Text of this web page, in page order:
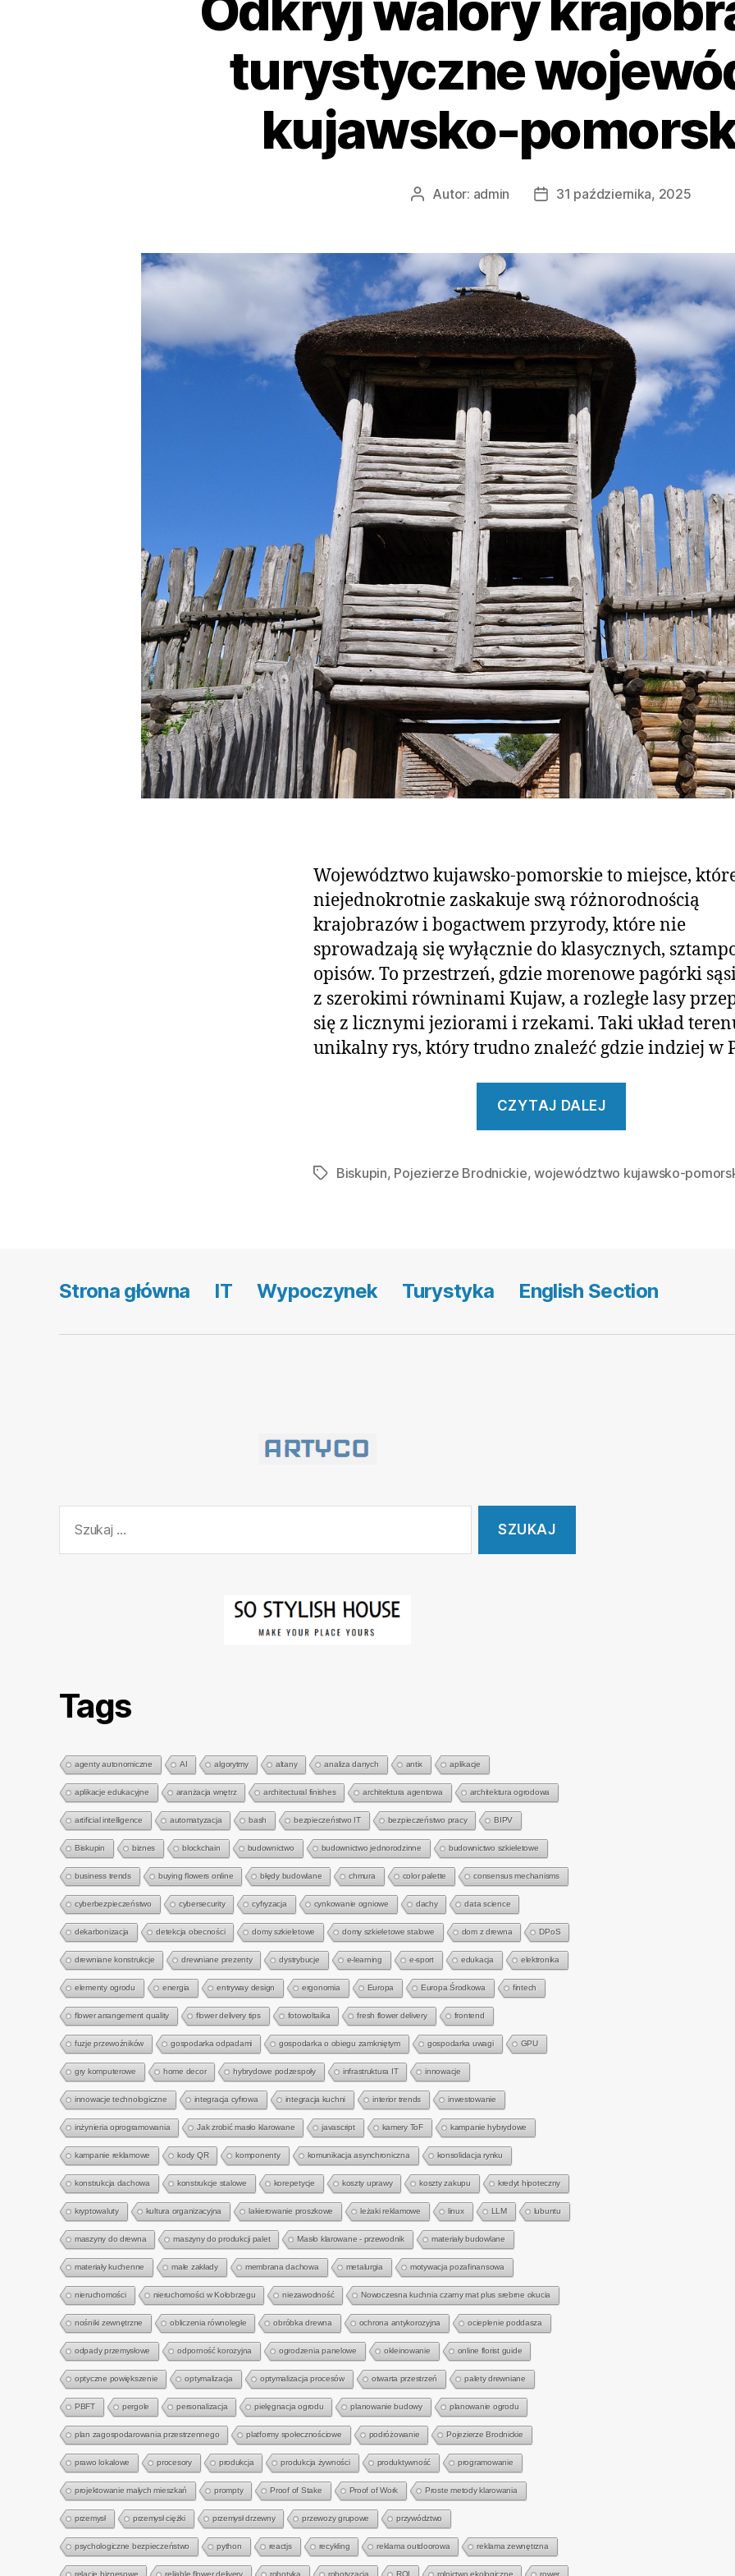
turystyczne
kujawsko-
AutorAutor: admin
Data31 października, 2025
Województwo kujawsko-pomorskie to miejsce,
niejednokrotnie zaskakuje swą różnorodnością
krajobrazów i bogactwem przyrody, które nie
sprowadzają się wyłącznie do klasycznych,
opisów. To przestrzeń, gdzie morenowe pagórki
z szerokimi równinami Kujaw, a rozległe lasy
się z licznymi jeziorami i rzekami. Taki układ
unikalny rys, który trudno znaleźć gdzie indziej w
CZYTAJ DALEJ
i
TagiBiskupin, Pojezierze Brodnickie,województwo kujawsko-
Strona główna IT Wypoczynek Turystyka English Section
Tags
agenty autonomiczne AI algorytmy altany analiza danych antix aplikacje
aplikacje edukacyjne aranżacja wnętrz architectural finishes architektura agentowa architektura ogrodowa
artificial intelligence automatyzacja bash bezpieczeństwo IT bezpieczeństwo pracy BIPV
Biskupin biznes blockchain budownictwo budownictwo jednorodzinne budownictwo szkieletowe
business trends buying flowers online błędy budowlane chmura color palette consensus mechanisms
cyberbezpieczeństwo cybersecurity cyfryzacja cynkowanie ogniowe dachy data science
dekarbonizacja detekcja obecności domy szkieletowe domy szkieletowe stalowe dom z drewna DPoS
drewniane konstrukcje drewniane prezenty dystrybucje e-learning e-sport edukacja elektronika
elementy ogrodu energia entryway design ergonomia Europa Europa Środkowa fintech
flower arrangement quality flower delivery tips fotowoltaika fresh flower delivery frontend
fuzje przewoźników gospodarka odpadami gospodarka o obiegu zamkniętym gospodarka uwagi GPU
gry komputerowe home decor hybrydowe podzespoły infrastruktura IT innowacje
innowacje technologiczne integracja cyfrowa integracja kuchni interior trends inwestowanie
inżynieria oprogramowania Jak zrobić masło klarowane javascript kamery ToF kampanie hybrydowe
kampanie reklamowe kody QR komponenty komunikacja asynchroniczna konsolidacja rynku
konstrukcja dachowa konstrukcje stalowe korepetycje koszty uprawy koszty zakupu kredyt hipoteczny
kryptowaluty kultura organizacyjna lakierowanie proszkowe leżaki reklamowe linux LLM lubuntu
maszyny do drewna maszyny do produkcji palet Masło klarowane - przewodnik materiały budowlane
materiały kuchenne małe zakłady membrana dachowa metalurgia motywacja pozafinansowa
nieruchomości nieruchomości w Kołobrzegu niezawodność Nowoczesna kuchnia czarny mat plus srebrne okucia
nośniki zewnętrzne obliczenia równoległe obróbka drewna ochrona antykorozyjna ocieplenie poddasza
odpady przemysłowe odporność korozyjna ogrodzenia panelowe okleinowanie online florist guide
optyczne powiększenie optymalizacja optymalizacja procesów otwarta przestrzeń palety drewniane
PBFT pergole personalizacja pielęgnacja ogrodu planowanie budowy planowanie ogrodu
plan zagospodarowania przestrzennego platformy społecznościowe podróżowanie Pojezierze Brodnickie
prawo lokalowe procesory produkcja produkcja żywności produktywność programowanie
projektowanie małych mieszkań prompty Proof of Stake Proof of Work Proste metody klarowania
przemysł przemysł ciężki przemysł drzewny przewozy grupowe przywództwo
psychologiczne bezpieczeństwo python reactjs recykling reklama outdoorowa reklama zewnętrzna
relacje biznesowe reliable flower delivery robotyka robotyzacja ROI rolnictwo ekologiczne rower